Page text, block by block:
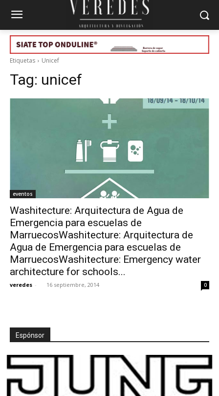
Etiquetas Unicef
Tag: unicef
eventos
Washitecture: Arquitectura de Agua de
Emergencia para escuelas de
MarruecosWashitecture: Arquitectura de
Agua de Emergencia para escuelas de
MarruecosWashitecture: Emergency water
architecture for schools...
veredes - 16 septiembre, 2014 0
Espónsor